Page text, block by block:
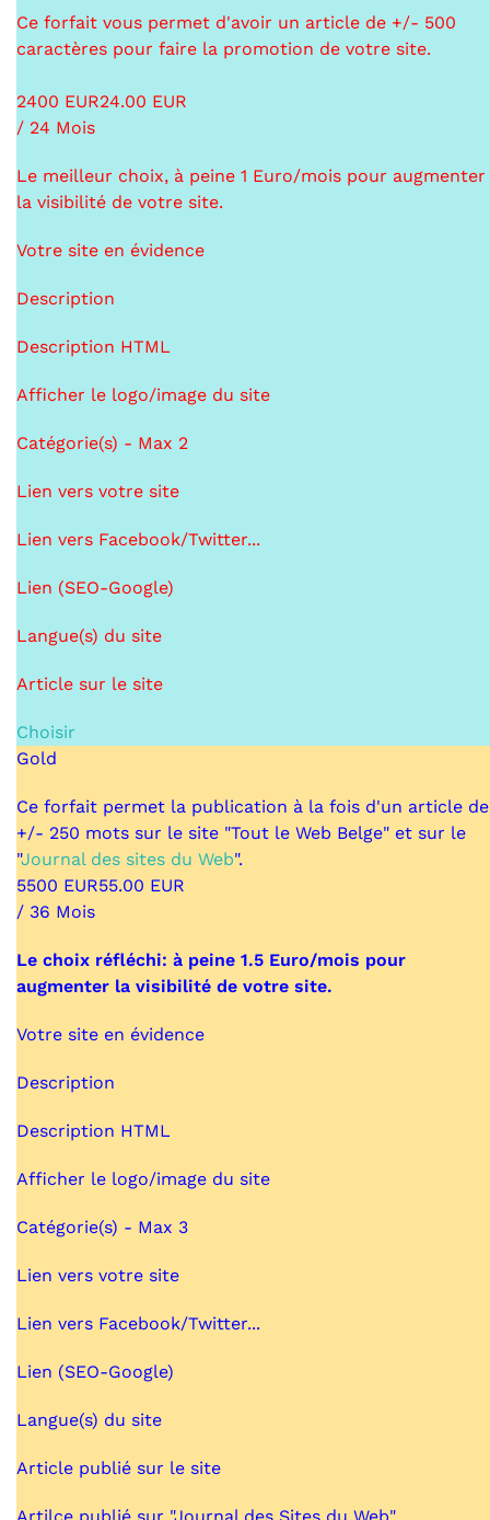
Ce forfait vous permet d'avoir un article de +/- 500
caractères pour faire la promotion de votre site.
2400 EUR24.00 EUR
/ 24 Mois
Le meilleur choix, à peine 1 Euro/mois pour augmenter
la visibilité de votre site.
Votre site en évidence
Description
Description HTML
Afficher le logo/image du site
Catégorie(s) - Max 2
Lien vers votre site
Lien vers Facebook/Twitter...
Lien (SEO-Google)
Langue(s) du site
Article sur le site
Choisir
Gold
Ce forfait permet la publication à la fois d'un article de
+/- 250 mots sur le site "Tout le Web Belge" et sur le
"Journal des sites du Web".
5500 EUR55.00 EUR
/ 36 Mois
Le choix réfléchi: à peine 1.5 Euro/mois pour
augmenter la visibilité de votre site.
Votre site en évidence
Description
Description HTML
Afficher le logo/image du site
Catégorie(s) - Max 3
Lien vers votre site
Lien vers Facebook/Twitter...
Lien (SEO-Google)
Langue(s) du site
Article publié sur le site